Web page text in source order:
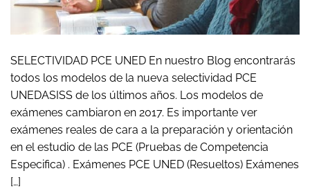
SELECTIVIDAD PCE UNED En nuestro Blog encontrarás
todos los modelos de la nueva selectividad PCE
UNEDASISS de los últimos años. Los modelos de
exámenes cambiaron en 2017. Es importante ver
exámenes reales de cara a la preparación y orientación
en el estudio de las PCE (Pruebas de Competencia
Especifica) . Exámenes PCE UNED (Resueltos) Exámenes
[…]